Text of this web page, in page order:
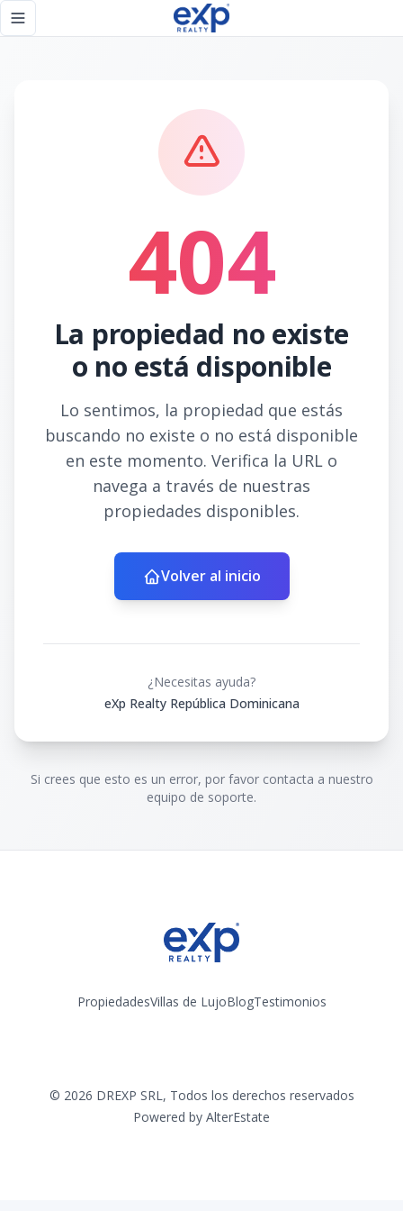
Toggle navigation menu
404
La propiedad no existe
o no está disponible
Lo sentimos, la propiedad que estás
buscando no existe o no está disponible
en este momento. Verifica la URL o
navega a través de nuestras
propiedades disponibles.
Volver al inicio
¿Necesitas ayuda?
eXp Realty República Dominicana
Si crees que esto es un error, por favor contacta a nuestro
equipo de soporte.
PropiedadesVillas de LujoBlogTestimonios
© 2026 DREXP SRL, Todos los derechos reservados
Powered by AlterEstate
Página no encontrada - eXp Realty República Dominicana